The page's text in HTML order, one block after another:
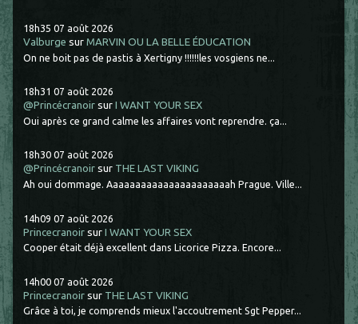
18h35 07 août 2026
Valburge surMARVIN OU LA BELLE ÉDUCATION
On ne boit pas de pastis à Xertigny !!!!!!les vosgiens ne...
18h31 07 août 2026
@Princécranoir surI WANT YOUR SEX
Oui après ce grand calme les affaires vont reprendre. ça...
18h30 07 août 2026
@Princécranoir sur THE LAST VIKING
Ah oui dommage. Aaaaaaaaaaaaaaaaaaaaaah Prague. Ville...
14h09 07 août 2026
Princecranoir surI WANT YOUR SEX
Cooper était déjà excellent dans Licorice Pizza. Encore...
14h00 07 août 2026
Princecranoir sur THE LAST VIKING
Grâce à toi, je comprends mieux l'accoutrement Sgt Pepper...